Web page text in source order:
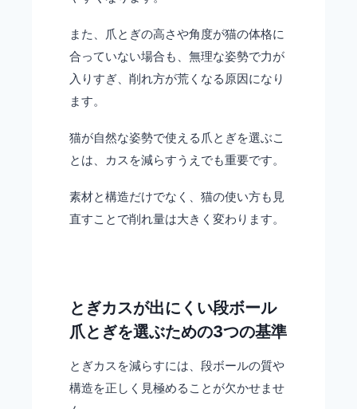
また、爪とぎの高さや角度が猫の体格に
合っていない場合も、無理な姿勢で力が
入りすぎ、削れ方が荒くなる原因になり
ます。
猫が自然な姿勢で使える爪とぎを選ぶこ
とは、カスを減らすうえでも重要です。
素材と構造だけでなく、猫の使い方も見
直すことで削れ量は大きく変わります。
とぎカスが出にくい段ボール
爪とぎを選ぶための3つの基準
とぎカスを減らすには、段ボールの質や
構造を正しく見極めることが欠かせませ